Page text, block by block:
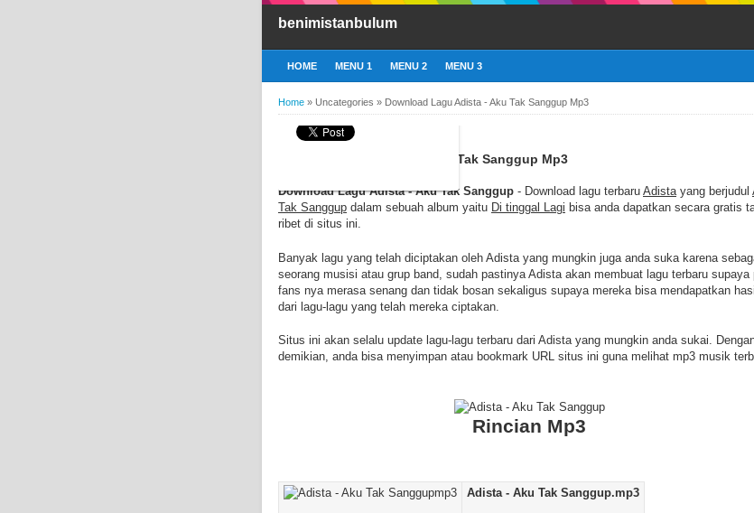
benimistanbulum
HOME MENU 1 MENU 2 MENU 3
Home » Uncategories » Download Lagu Adista - Aku Tak Sanggup Mp3
SENIN, 18 APRIL 2016
Download Lagu Adista - Aku Tak Sanggup Mp3
Download Lagu Adista - Aku Tak Sanggup - Download lagu terbaru Adistayang berjudul
Tak Sanggup dalam sebuah album yaitu Di tinggal Lagi bisa anda dapatkan secara gratis
ribet di situs ini.
Banyak lagu yang telah diciptakan oleh Adista yang mungkin juga anda suka karena
seorang musisi atau grup band, sudah pastinya Adista akan membuat lagu terbaru supaya
fans nya merasa senang dan tidak bosan sekaligus supaya mereka bisa mendapatkan
dari lagu-lagu yang telah mereka ciptakan.
Situs ini akan selalu update lagu-lagu terbaru dari Adista yang mungkin anda sukai.
demikian, anda bisa menyimpan atau bookmark URL situs ini guna melihat mp3 musik
Rincian Mp3
Adista - Aku Tak Sanggup.mp3